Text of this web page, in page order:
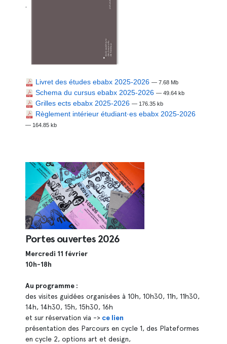
.
Livret des études ebabx 2025-2026 — 7.68 Mb
Schema du cursus ebabx 2025-2026 — 49.64 kb
Grilles ects ebabx 2025-2026 — 176.35 kb
Règlement intérieur étudiant·es ebabx 2025-2026
— 164.85 kb
Portes ouvertes 2026
Mercredi 11 février
10h-18h
Au programme :
des visites guidées organisées à 10h, 10h30, 11h, 11h30,
14h, 14h30, 15h, 15h30, 16h
et sur réservation via -> ce lien
présentation des Parcours en cycle 1, des Plateformes
en cycle 2, options art et design,